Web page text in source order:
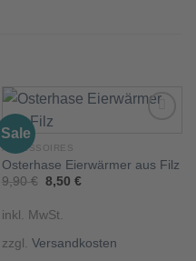
Sale
Add to
ACCESSOIRES
Osterhase Eierwärmer aus Filz
9,90€ Ursprünglicher
9,90 €
8,50 €Aktueller
inkl. MwSt.
zzgl. Versandkosten